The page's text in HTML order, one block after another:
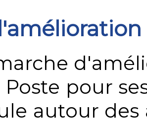
Poste pour
autour des